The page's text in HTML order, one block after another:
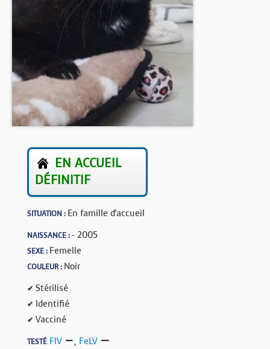
EN ACCUEIL
DÉFINITIF
SITUATION : En famille d'accueil
NAISSANCE :- 2005
SEXE : Femelle
COULEUR : Noir
✔ Stérilisé
✔ Identifié
✔ Vacciné
TESTÉ FIV , FeLV